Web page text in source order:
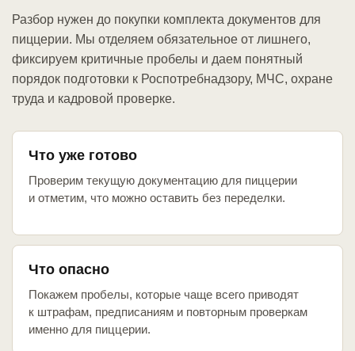
Разбор нужен до покупки комплекта документов для
пиццерии. Мы отделяем обязательное от лишнего,
фиксируем критичные пробелы и даем понятный
порядок подготовки к Роспотребнадзору, МЧС, охране
труда и кадровой проверке.
Что уже готово
Проверим текущую документацию для пиццерии
и отметим, что можно оставить без переделки.
Что опасно
Покажем пробелы, которые чаще всего приводят
к штрафам, предписаниям и повторным проверкам
именно для пиццерии.